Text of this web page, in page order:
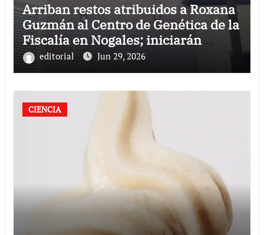
Arriban restos atribuidos a Roxana
Guzmán al Centro de Genética de la
Fiscalía en Nogales; iniciarán
pruebas de ADN
editorial Jun 29, 2026
CIENCIA